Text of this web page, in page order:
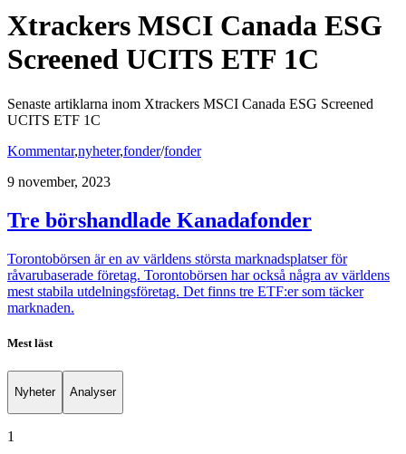
Xtrackers MSCI Canada ESG
Screened UCITS ETF 1C
Senaste artiklarna inom Xtrackers MSCI Canada ESG Screened
UCITS ETF 1C
Kommentar,nyheter,fonder/fonder
9 november, 2023
Tre börshandlade Kanadafonder
Torontobörsen är en av världens största marknadsplatser för
råvarubaserade företag. Torontobörsen har också några av världens
mest stabila utdelningsföretag. Det finns tre ETF:er som täcker
marknaden.
Mest läst
Nyheter Analyser
1